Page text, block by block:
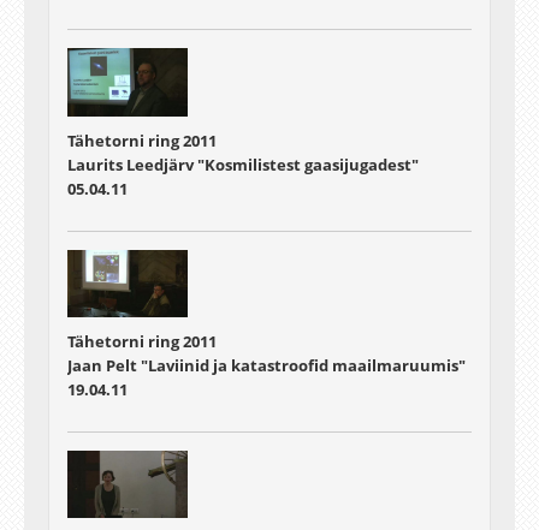
Tähetorni ring 2011
Laurits Leedjärv "Kosmilistest gaasijugadest"
05.04.11
Tähetorni ring 2011
Jaan Pelt "Laviinid ja katastroofid maailmaruumis"
19.04.11